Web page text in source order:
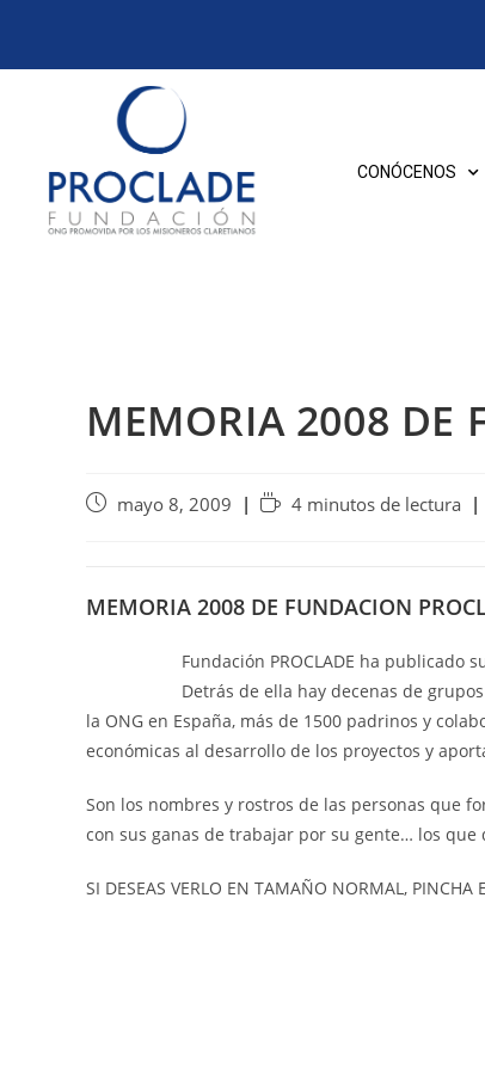
CONÓCENOS
MEMORIA 2008 DE
mayo 8, 2009 4 minutos de lectura
MEMORIA 2008 DE FUNDACION
Fundación PROCLADE ha publicado
Detrás de ella hay decenas de
la ONG en España, más de 1500 padrinos y
económicas al desarrollo de los proyectos y
Son los nombres y rostros de las personas que
con sus ganas de trabajar por su gente… los que
SI DESEAS VERLO EN TAMAÑO NORMAL, PINCHA